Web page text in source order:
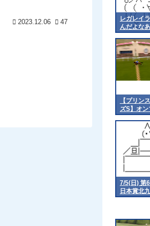
2023.12.06 47
レガレイ
んだよな
【プリン
ズS】オ
ぎﾜﾛﾀ
7/5(日) 第
日本賞北
part1